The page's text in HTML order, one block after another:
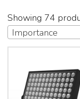
Showing 74
Importance